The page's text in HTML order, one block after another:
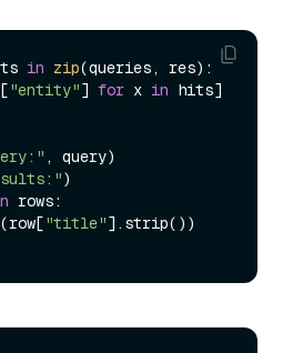
in zip(queries, res):
"entity"] for x in hits]
, query)
)
rows:
(row["title"].strip())